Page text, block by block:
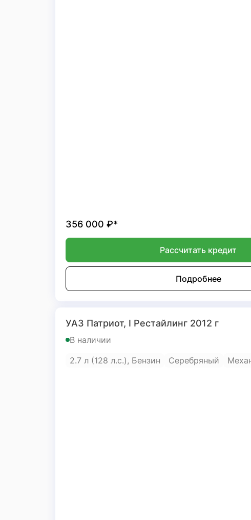
356 000 ₽*
Рассчитать кредит
Подробнее
УАЗ Патриот, I Рестайлинг 2012 г
В наличии
2.7 л (128 л.с.), Бензин
Серебряный